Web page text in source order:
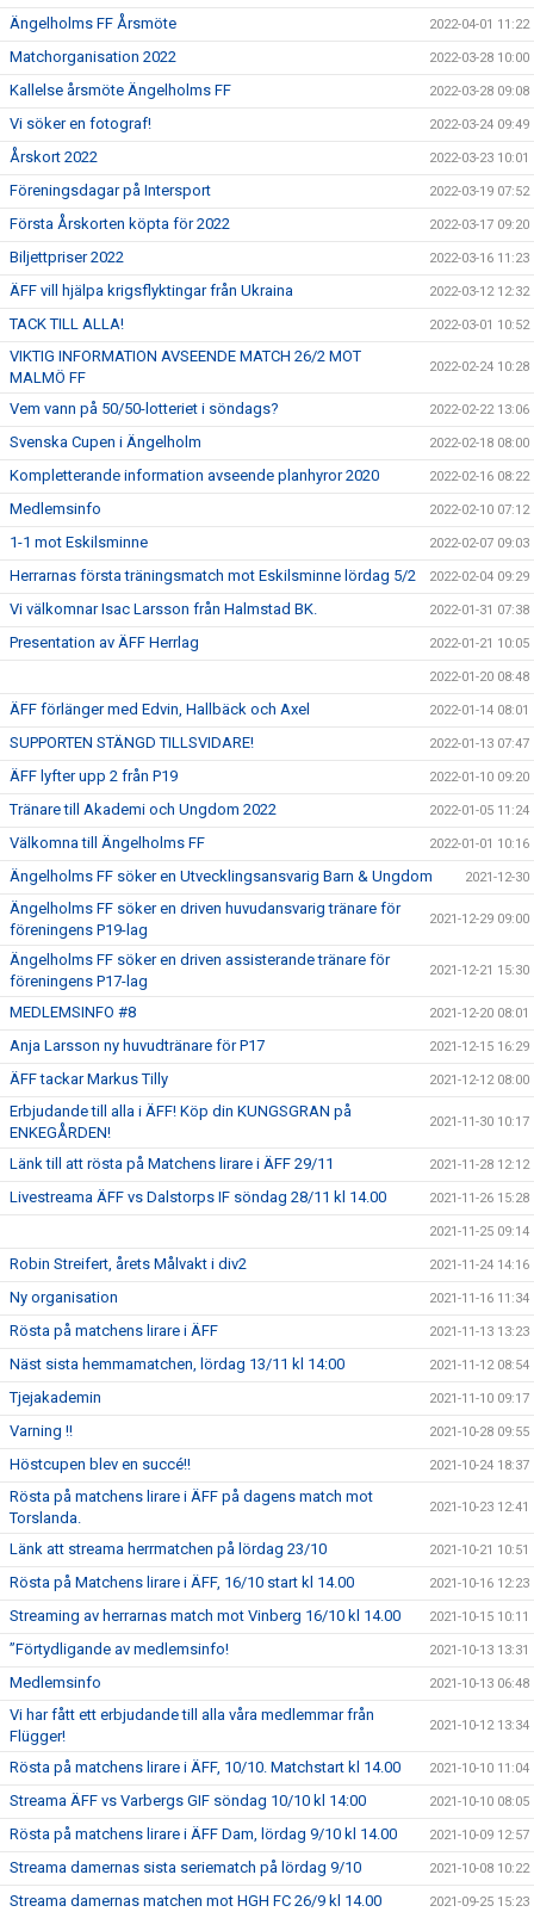
Ängelholms FF Årsmöte 2022-04-01 11:22
Matchorganisation 2022 2022-03-28 10:00
Kallelse årsmöte Ängelholms FF 2022-03-28 09:08
Vi söker en fotograf! 2022-03-24 09:49
Årskort 2022 2022-03-23 10:01
Föreningsdagar på Intersport 2022-03-19 07:52
Första Årskorten köpta för 2022 2022-03-17 09:20
Biljettpriser 2022 2022-03-16 11:23
ÄFF vill hjälpa krigsflyktingar från Ukraina 2022-03-12 12:32
TACK TILL ALLA! 2022-03-01 10:52
VIKTIG INFORMATION AVSEENDE MATCH 26/2 MOT
MALMÖ FF
2022-02-24 10:28
Vem vann på 50/50-lotteriet i söndags? 2022-02-22 13:06
Svenska Cupen i Ängelholm 2022-02-18 08:00
Kompletterande information avseende planhyror 2020 2022-02-16 08:22
Medlemsinfo 2022-02-10 07:12
1-1 mot Eskilsminne 2022-02-07 09:03
Herrarnas första träningsmatch mot Eskilsminne lördag 5/2 2022-02-04 09:29
Vi välkomnar Isac Larsson från Halmstad BK. 2022-01-31 07:38
Presentation av ÄFF Herrlag 2022-01-21 10:05
2022-01-20 08:48
ÄFF förlänger med Edvin, Hallbäck och Axel 2022-01-14 08:01
SUPPORTEN STÄNGD TILLSVIDARE! 2022-01-13 07:47
ÄFF lyfter upp 2 från P19 2022-01-10 09:20
Tränare till Akademi och Ungdom 2022 2022-01-05 11:24
Välkomna till Ängelholms FF 2022-01-01 10:16
Ängelholms FF söker en Utvecklingsansvarig Barn & Ungdom 2021-12-30
Ängelholms FF söker en driven huvudansvarig tränare för
föreningens P19-lag
2021-12-29 09:00
Ängelholms FF söker en driven assisterande tränare för
föreningens P17-lag
2021-12-21 15:30
MEDLEMSINFO #8 2021-12-20 08:01
Anja Larsson ny huvudtränare för P17 2021-12-15 16:29
ÄFF tackar Markus Tilly 2021-12-12 08:00
Erbjudande till alla i ÄFF! Köp din KUNGSGRAN på
ENKEGÅRDEN!
2021-11-30 10:17
Länk till att rösta på Matchens lirare i ÄFF 29/11 2021-11-28 12:12
Livestreama ÄFF vs Dalstorps IF söndag 28/11 kl 14.00 2021-11-26 15:28
2021-11-25 09:14
Robin Streifert, årets Målvakt i div2 2021-11-24 14:16
Ny organisation 2021-11-16 11:34
Rösta på matchens lirare i ÄFF 2021-11-13 13:23
Näst sista hemmamatchen, lördag 13/11 kl 14:00 2021-11-12 08:54
Tjejakademin 2021-11-10 09:17
Varning !! 2021-10-28 09:55
Höstcupen blev en succé!! 2021-10-24 18:37
Rösta på matchens lirare i ÄFF på dagens match mot
Torslanda.
2021-10-23 12:41
Länk att streama herrmatchen på lördag 23/10 2021-10-21 10:51
Rösta på Matchens lirare i ÄFF, 16/10 start kl 14.00 2021-10-16 12:23
Streaming av herrarnas match mot Vinberg 16/10 kl 14.00 2021-10-15 10:11
”Förtydligande av medlemsinfo! 2021-10-13 13:31
Medlemsinfo 2021-10-13 06:48
Vi har fått ett erbjudande till alla våra medlemmar från
Flügger!
2021-10-12 13:34
Rösta på matchens lirare i ÄFF, 10/10. Matchstart kl 14.00 2021-10-10 11:04
Streama ÄFF vs Varbergs GIF söndag 10/10 kl 14:00 2021-10-10 08:05
Rösta på matchens lirare i ÄFF Dam, lördag 9/10 kl 14.00 2021-10-09 12:57
Streama damernas sista seriematch på lördag 9/10 2021-10-08 10:22
Streama damernas matchen mot HGH FC 26/9 kl 14.00 2021-09-25 15:23